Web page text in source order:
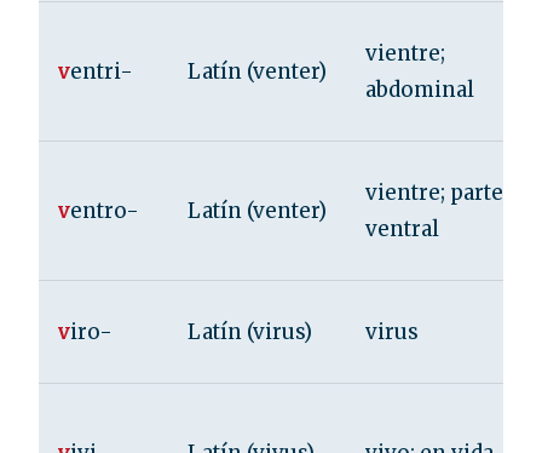
ventri- Latín (venter)
vientre;
abdominal
ventro- Latín (venter)
vientre; parte
ventral
viro- Latín (virus) virus